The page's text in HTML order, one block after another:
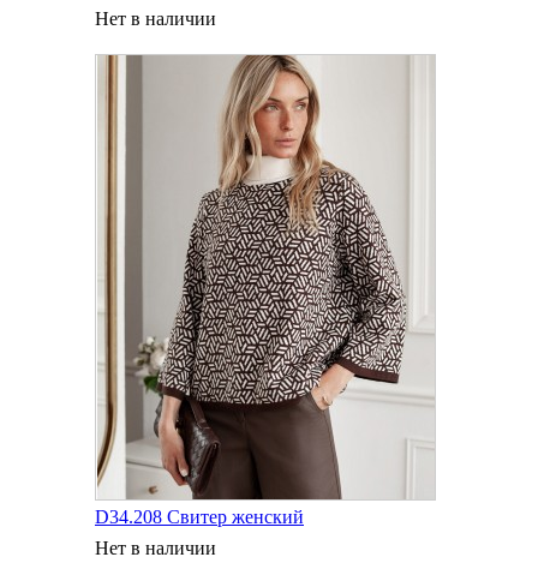
Нет в наличии
D34.208 Свитер женский
Нет в наличии